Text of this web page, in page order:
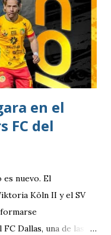
en el
FC del
nuevo. El
Köln II y el SV
Dallas, una de las